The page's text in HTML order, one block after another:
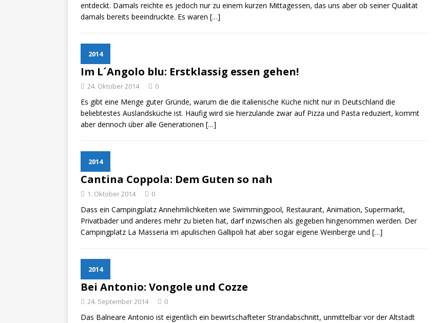
entdeckt. Damals reichte es jedoch nur zu einem kurzen Mittagessen, das uns aber ob seiner Qualität
damals bereits beeindruckte. Es waren […]
2014
Im L´Angolo blu: Erstklassig essen gehen!
24. Oktober 2014 0
Es gibt eine Menge guter Gründe, warum die die italienische Küche nicht nur in Deutschland die
beliebtestes Auslandsküche ist. Häufig wird sie hierzulande zwar auf Pizza und Pasta reduziert, kommt
aber dennoch über alle Generationen […]
2014
Cantina Coppola: Dem Guten so nah
1. Oktober 2014 0
Dass ein Campingplatz Annehmlichkeiten wie Swimmingpool, Restaurant, Animation, Supermarkt,
Privatbäder und anderes mehr zu bieten hat, darf inzwischen als gegeben hingenommen werden. Der
Campingplatz La Masseria im apulischen Gallipoli hat aber sogar eigene Weinberge und […]
2014
Bei Antonio: Vongole und Cozze
24. September 2014 0
Das Balneare Antonio ist eigentlich ein bewirtschafteter Strandabschnitt, unmittelbar vor der Altstadt